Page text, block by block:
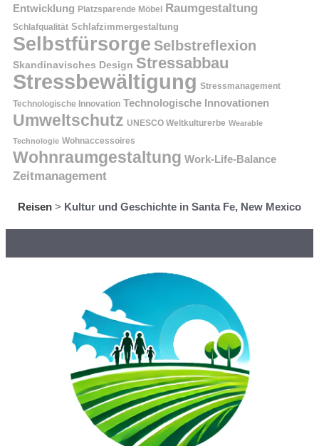
Entwicklung Platzsparende Möbel Raumgestaltung
Schlafqualität Schlafzimmergestaltung
Selbstfürsorge Selbstreflexion
Skandinavisches Design Stressabbau
Stressbewältigung Stressmanagement
Technologische Innovation Technologische Innovationen
Umweltschutz UNESCO Weltkulturerbe Wearable
Technologie Wohnaccessoires
Wohnraumgestaltung Work-Life-Balance
Zeitmanagement
Reisen > Kultur und Geschichte in Santa Fe, New Mexico